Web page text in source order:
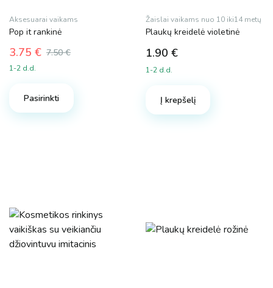
Aksesuarai vaikams
Pop it rankinė
7.50€
Original
price
7.50 €.
3.75 €
Current
price
3.75 €.
1-2 d.d.
Pasirinkti
Žaislai vaikams nuo 10 iki14 metų
Plaukų kreidelė violetinė
1.90 €
1-2 d.d.
Į krepšelį